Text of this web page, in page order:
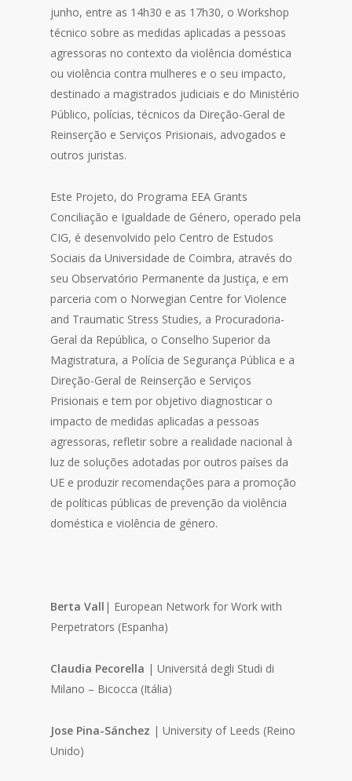
junho, entre as 14h30 e as 17h30, o Workshop
técnico sobre as medidas aplicadas a pessoas
agressoras no contexto da violência doméstica
ou violência contra mulheres e o seu impacto,
destinado a magistrados judiciais e do Ministério
Público, polícias, técnicos da Direção-Geral de
Reinserção e Serviços Prisionais, advogados e
outros juristas.
Este Projeto, do Programa EEA Grants
Conciliação e Igualdade de Género, operado pela
CIG, é desenvolvido pelo Centro de Estudos
Sociais da Universidade de Coimbra, através do
seu Observatório Permanente da Justiça, e em
parceria com o Norwegian Centre for Violence
and Traumatic Stress Studies, a Procuradoria-
Geral da República, o Conselho Superior da
Magistratura, a Polícia de Segurança Pública e a
Direção-Geral de Reinserção e Serviços
Prisionais e tem por objetivo diagnosticar o
impacto de medidas aplicadas a pessoas
agressoras, refletir sobre a realidade nacional à
luz de soluções adotadas por outros países da
UE e produzir recomendações para a promoção
de políticas públicas de prevenção da violência
doméstica e violência de género.
Berta Vall | European Network for Work with
Perpetrators (Espanha)
Claudia Pecorella | Universitá degli Studi di
Milano – Bicocca (Itália)
Jose Pina-Sánchez | University of Leeds (Reino
Unido)